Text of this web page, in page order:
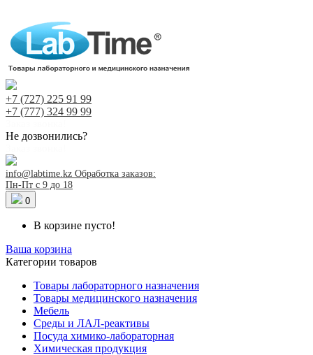
+7 (727) 225 91 99
+7 (777) 324 99 99
Не дозвонились?
info@labtime.kz Обработка заказов:
Пн-Пт с 9 до 18
0
В корзине пусто!
Ваша корзина
Категории товаров
Товары лабораторного назначения
Товары медицинского назначения
Мебель
Среды и ЛАЛ-реактивы
Посуда химико-лабораторная
Химическая продукция